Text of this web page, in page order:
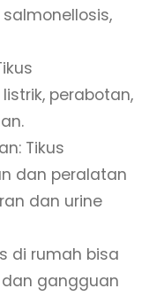
perabotan,
Tikus
dan peralatan
dan urine
di rumah bisa
gangguan